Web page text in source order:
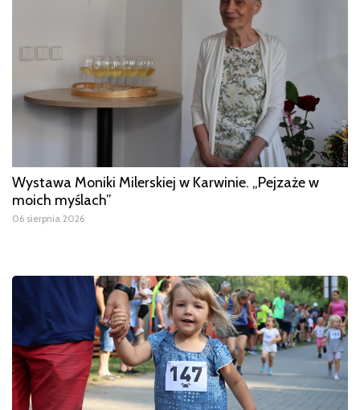
Wystawa Moniki Milerskiej w Karwinie. „Pejzaże w
moich myślach”
06 sierpnia 2026